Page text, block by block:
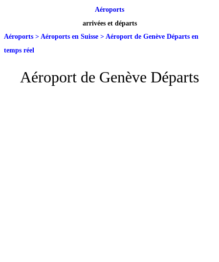
Aéroports
arrivées et départs
Aéroports > Aéroports en Suisse > Aéroport de Genève Départs en
temps réel
Aéroport de Genève Départs